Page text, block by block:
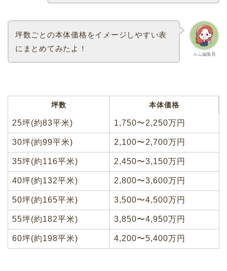
ルム編集長
坪数ごとの本体価格をイメージしやすい表
にまとめてみたよ！
坪数 本体価格
25坪(約83平米) 1,750〜2,250万円
30坪(約99平米) 2,100〜2,700万円
35坪(約116平米) 2,450〜3,150万円
40坪(約132平米) 2,800〜3,600万円
50坪(約165平米) 3,500〜4,500万円
55坪(約182平米) 3,850〜4,950万円
60坪(約198平米) 4,200〜5,400万円